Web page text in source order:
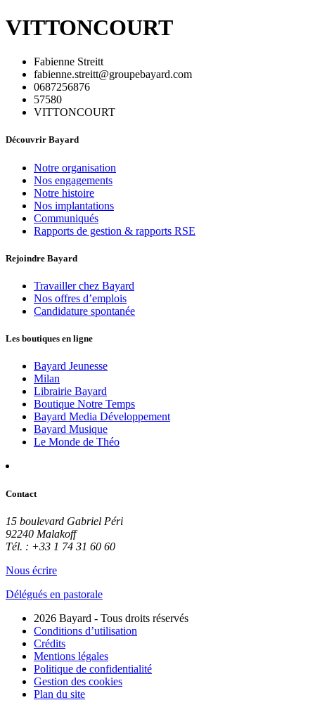
VITTONCOURT
Fabienne Streitt
fabienne.streitt@groupebayard.com
0687256876
57580
VITTONCOURT
Découvrir Bayard
Notre organisation
Nos engagements
Notre histoire
Nos implantations
Communiqués
Rapports de gestion & rapports RSE
Rejoindre Bayard
Travailler chez Bayard
Nos offres d’emplois
Candidature spontanée
Les boutiques en ligne
Bayard Jeunesse
Milan
Librairie Bayard
Boutique Notre Temps
Bayard Media Développement
Bayard Musique
Le Monde de Théo
Contact
15 boulevard Gabriel Péri
92240 Malakoff
Tél. : +33 1 74 31 60 60
Nous écrire
Délégués en pastorale
2026 Bayard - Tous droits réservés
Conditions d’utilisation
Crédits
Mentions légales
Politique de confidentialité
Gestion des cookies
Plan du site